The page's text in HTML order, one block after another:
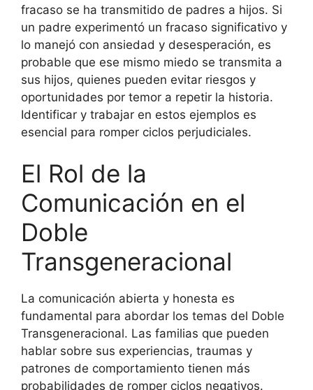
fracaso se ha transmitido de padres a hijos. Si
un padre experimentó un fracaso significativo y
lo manejó con ansiedad y desesperación, es
probable que ese mismo miedo se transmita a
sus hijos, quienes pueden evitar riesgos y
oportunidades por temor a repetir la historia.
Identificar y trabajar en estos ejemplos es
esencial para romper ciclos perjudiciales.
El Rol de la
Comunicación en el
Doble
Transgeneracional
La comunicación abierta y honesta es
fundamental para abordar los temas del Doble
Transgeneracional. Las familias que pueden
hablar sobre sus experiencias, traumas y
patrones de comportamiento tienen más
probabilidades de romper ciclos negativos.